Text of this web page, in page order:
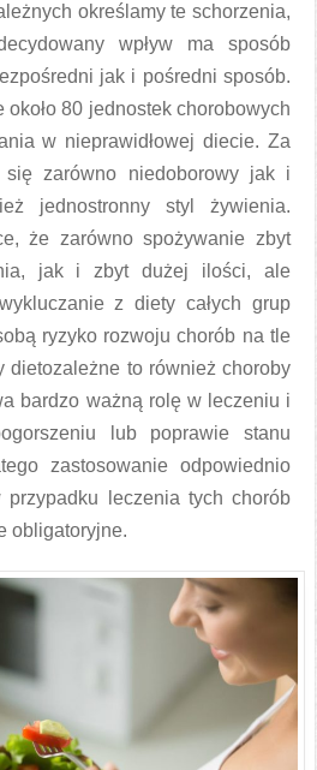
określamy te schorzenia,
wpływ ma sposób
jak i pośredni sposób.
80 jednostek chorobowych
w nieprawidłowej diecie. Za
się zarówno niedoborowy jak i
jednostronny styl żywienia.
że zarówno spożywanie zbyt
jak i zbyt dużej ilości, ale
z diety całych grup
ryzyko rozwoju chorób na tle
dietozależne to również choroby
bardzo ważną rolę w leczeniu i
lub poprawie stanu
zastosowanie odpowiednio
leczenia tych chorób
obligatoryjne.